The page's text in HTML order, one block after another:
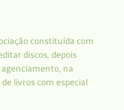
constituída com
discos, depois
na
livros com especial